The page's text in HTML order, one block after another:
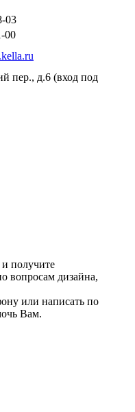
03
00
пер., д.6 (вход под
получите
вопросам дизайна,
или написать по
Вам.